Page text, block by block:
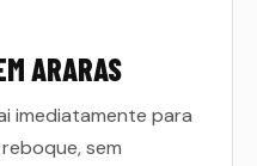
ARARAS
imediatamente para
sem